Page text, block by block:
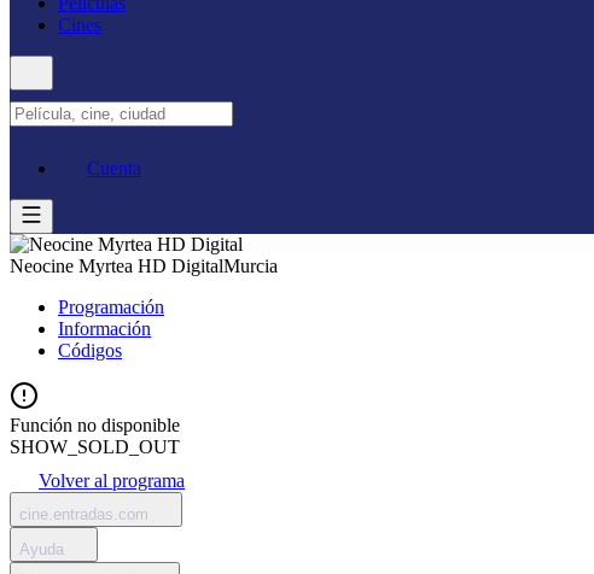
Cines
Cuenta
Neocine Myrtea HD DigitalMurcia
Programación
Información
Códigos
Función no disponible
SHOW_SOLD_OUT
Volver al programa
cine.entradas.com
Ayuda